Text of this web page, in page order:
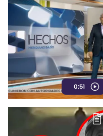
0:51